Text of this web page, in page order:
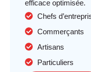
efficace optimisée.
Chefs
Commerçants
Artisans
Particuliers